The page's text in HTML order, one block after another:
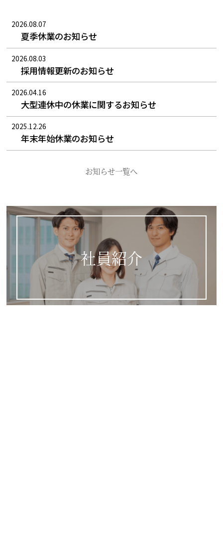
2026.08.07
夏季休業のお知らせ
2026.08.03
採用情報更新のお知らせ
2026.04.16
大型連休中の休業に関するお知らせ
2025.12.26
年末年始休業のお知らせ
お知らせ一覧へ
社員紹介